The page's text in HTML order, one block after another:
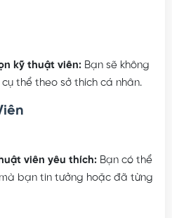
kỹ thuật viên:Bạn sẽ không
thể theo sở thích cá nhân.
viên yêu thích:Bạn có thể
bạn tin tưởng hoặc đã từng